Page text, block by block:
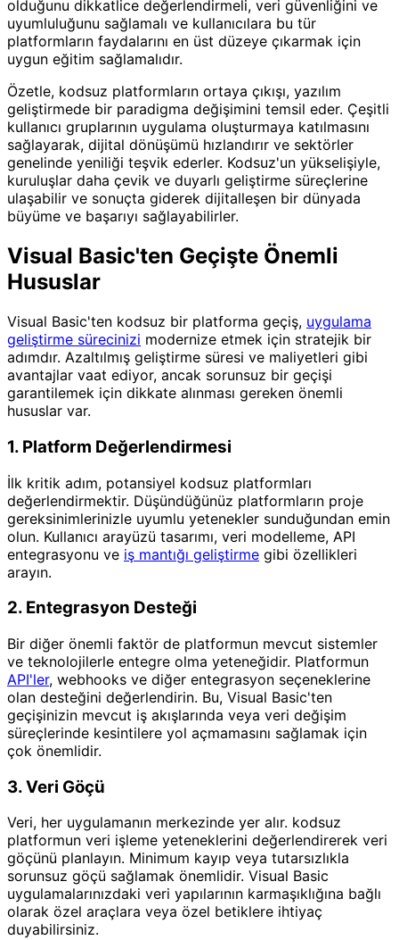
olduğunu dikkatlice değerlendirmeli, veri güvenliğini ve
uyumluluğunu sağlamalı ve kullanıcılara bu tür
platformların faydalarını en üst düzeye çıkarmak için
uygun eğitim sağlamalıdır.
Özetle, kodsuz platformların ortaya çıkışı, yazılım
geliştirmede bir paradigma değişimini temsil eder. Çeşitli
kullanıcı gruplarının uygulama oluşturmaya katılmasını
sağlayarak, dijital dönüşümü hızlandırır ve sektörler
genelinde yeniliği teşvik ederler. Kodsuz'un yükselişiyle,
kuruluşlar daha çevik ve duyarlı geliştirme süreçlerine
ulaşabilir ve sonuçta giderek dijitalleşen bir dünyada
büyüme ve başarıyı sağlayabilirler.
Visual Basic'ten Geçişte Önemli
Hususlar
Visual Basic'ten kodsuz bir platforma geçiş, uygulama
geliştirme sürecinizi modernize etmek için stratejik bir
adımdır. Azaltılmış geliştirme süresi ve maliyetleri gibi
avantajlar vaat ediyor, ancak sorunsuz bir geçişi
garantilemek için dikkate alınması gereken önemli
hususlar var.
1. Platform Değerlendirmesi
İlk kritik adım, potansiyel kodsuz platformları
değerlendirmektir. Düşündüğünüz platformların proje
gereksinimlerinizle uyumlu yetenekler sunduğundan emin
olun. Kullanıcı arayüzü tasarımı, veri modelleme, API
entegrasyonu ve iş mantığı geliştirme gibi özellikleri
arayın.
2. Entegrasyon Desteği
Bir diğer önemli faktör de platformun mevcut sistemler
ve teknolojilerle entegre olma yeteneğidir. Platformun
API'ler, webhooks ve diğer entegrasyon seçeneklerine
olan desteğini değerlendirin. Bu, Visual Basic'ten
geçişinizin mevcut iş akışlarında veya veri değişim
süreçlerinde kesintilere yol açmamasını sağlamak için
çok önemlidir.
3. Veri Göçü
Veri, her uygulamanın merkezinde yer alır. kodsuz
platformun veri işleme yeteneklerini değerlendirerek veri
göçünü planlayın. Minimum kayıp veya tutarsızlıkla
sorunsuz göçü sağlamak önemlidir. Visual Basic
uygulamalarınızdaki veri yapılarının karmaşıklığına bağlı
olarak özel araçlara veya özel betiklere ihtiyaç
duyabilirsiniz.